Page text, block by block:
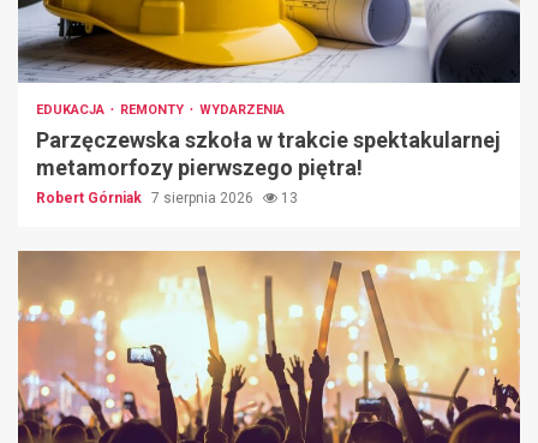
EDUKACJA REMONTY WYDARZENIA
Parzęczewska szkoła w trakcie spektakularnej
metamorfozy pierwszego piętra!
Robert Górniak 7 sierpnia 2026 13